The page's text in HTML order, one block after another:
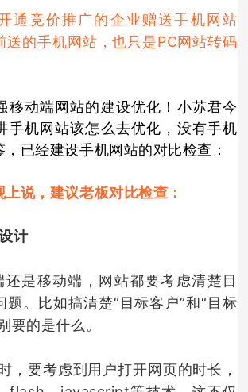
通竞价推广的企业赠送手机网站
送的手机网站，也只是PC网站转码
移动端网站的建设优化！小苏君今
手机网站该怎么去优化，没有手机
已经建设手机网站的对比检查：
说，建议老板对比检查：
计
还是移动端，网站都要考虑清楚目
题。比如搞清楚“目标客户”和“目标
要的是什么。
，要考虑到用户打开网页的时长，